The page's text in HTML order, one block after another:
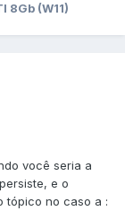
8Gb (W11)
você seria a
e o
tópico no caso a :